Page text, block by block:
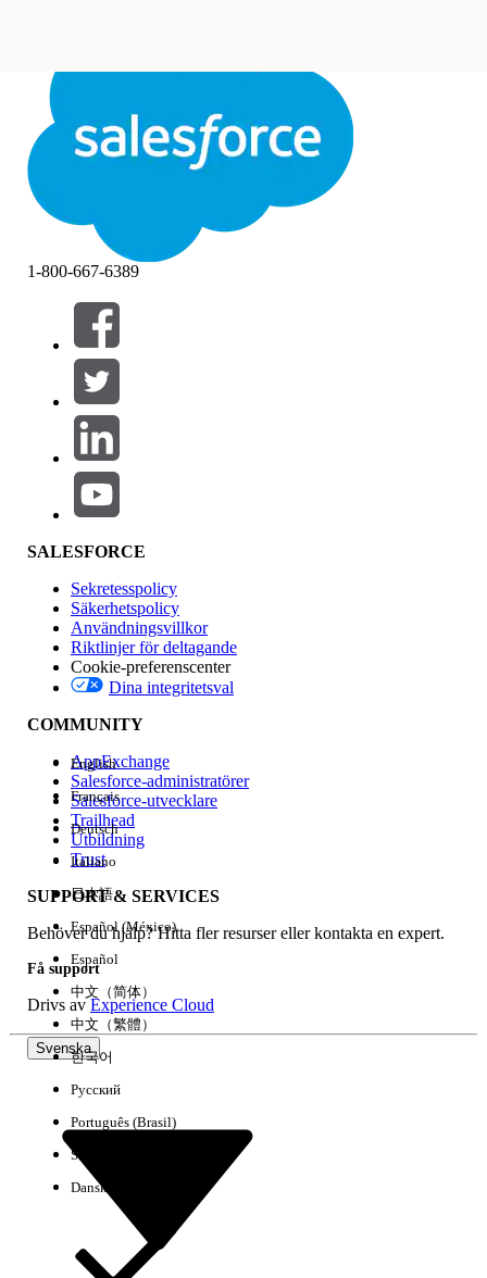
StängStäng
Filtrera efter (0)
VÄLJ FILTER
Produktområde
Funktionspåverkan
Version
Händelse
Rensa alla Klart
1-800-667-6389
SALESFORCE
Sekretesspolicy
Säkerhetspolicy
Användningsvillkor
Riktlinjer för deltagande
Cookie-preferenscenter
Dina integritetsval
COMMUNITY
AppExchange
Salesforce-administratörer
Salesforce-utvecklare
Trailhead
Utbildning
Trust
SUPPORT & SERVICES
Behöver du hjälp? Hitta fler resurser eller kontakta en expert.
Få support
Drivs avExperience Cloud
Svenska
English
Français
Deutsch
Italiano
日本語
Español (México)
Español
中文（简体）
中文（繁體）
한국어
Русский
Português (Brasil)
Suomi
Dansk